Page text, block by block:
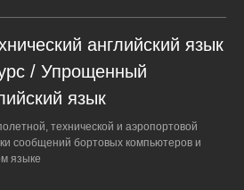
английский язык
/ Упрощенный
язык
технической и аэропортовой
сообщений бортовых компьютеров и
языке